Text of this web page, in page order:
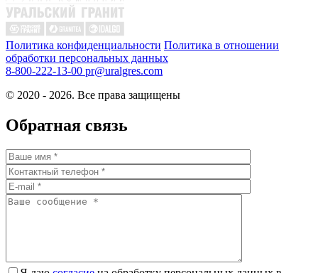
Политика конфиденциальности Политика в отношении
обработки персональных данных
8-800-222-13-00 pr@uralgres.com
© 2020 - 2026. Все права защищены
Обратная связь